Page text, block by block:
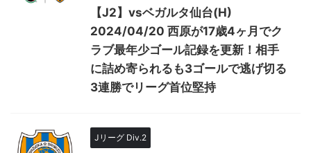
【J2】vsベガルタ仙台(H)
2024/04/20 西原が17歳4ヶ月でク
ラブ最年少ゴール記録を更新！相手
に詰め寄られるも3ゴールで逃げ切る
3連勝でリーグ首位堅持
Jリーグ Div.2